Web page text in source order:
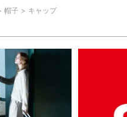
帽子 キャップ